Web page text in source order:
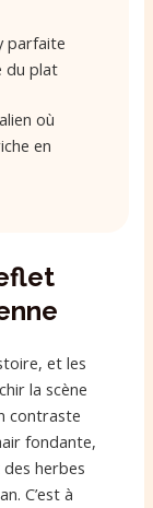
parfaite
du plat
où
en
et les
la scène
contraste
fondante,
des herbes
C’est à